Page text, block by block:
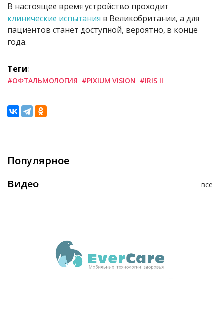
В настоящее время устройство проходит
клинические испытания в Великобритании, а для
пациентов станет доступной, вероятно, в конце
года.
Теги:
#ОФТАЛЬМОЛОГИЯ #PIXIUM VISION #IRIS II
Популярное
все
Видео